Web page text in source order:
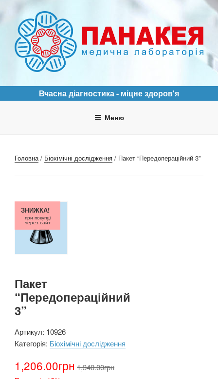
вмісту
ПАНАКЕЯ
Вчасна діагностика - міцне здоров'я
Меню
Головна/ Біохімічні дослідження / Пакет “Передопераційний 3”
Пакет
“Передопераційний
3”
Артикул: 10926
Категорія: Біохімічні дослідження
1,206.00грн 1,340.00грн
ЗНИЖКА!
при покупці
через сайт